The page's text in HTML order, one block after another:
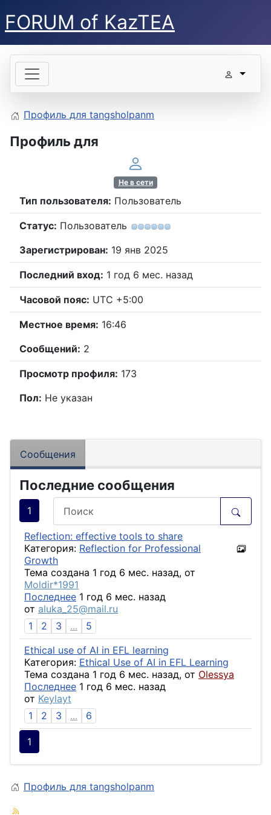
FORUM of KazTEA
Профиль для tangsholpanm
Профиль для
Не в сети
Тип пользователя: Пользователь
Статус: Пользователь
Зарегистрирован: 19 янв 2025
Последний вход: 1 год 6 мес. назад
Часовой пояс: UTC +5:00
Местное время: 16:46
Сообщений: 2
Просмотр профиля: 173
Пол: Не указан
Сообщения
Последние сообщения
1
Reflection: effective tools to share
Категория: Reflection for Professional
Growth
Тема создана 1 год 6 мес. назад, от
Moldir*1991
Последнее 1 год 6 мес. назад
от aluka_25@mail.ru
1
2 3 ...
5
Ethical use of AI in EFL learning
Категория: Ethical Use of AI in EFL Learning
Тема создана 1 год 6 мес. назад, от Olessya
Последнее 1 год 6 мес. назад
от Keylayt
1
2 3 ... 6
1
Профиль для tangsholpanm